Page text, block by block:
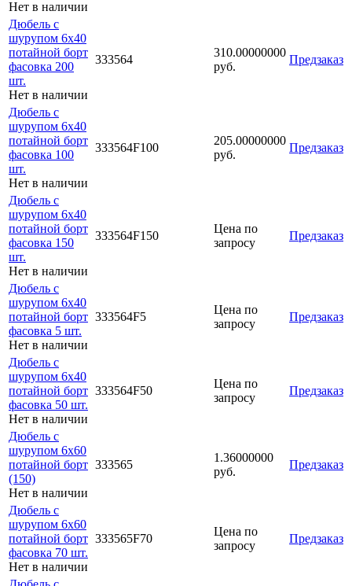
Нет в наличии
Дюбель с
шурупом 6х40
потайной борт
фасовка 200
шт.
Нет в наличии
333564
310.00000000
руб.
Предзаказ
Дюбель с
шурупом 6х40
потайной борт
фасовка 100
шт.
Нет в наличии
333564F100
205.00000000
руб.
Предзаказ
Дюбель с
шурупом 6х40
потайной борт
фасовка 150
шт.
Нет в наличии
333564F150
Цена по
запросу
Предзаказ
Дюбель с
шурупом 6х40
потайной борт
фасовка 5 шт.
Нет в наличии
333564F5
Цена по
запросу
Предзаказ
Дюбель с
шурупом 6х40
потайной борт
фасовка 50 шт.
Нет в наличии
333564F50
Цена по
запросу
Предзаказ
Дюбель с
шурупом 6х60
потайной борт
(150)
Нет в наличии
333565
1.36000000
руб.
Предзаказ
Дюбель с
шурупом 6х60
потайной борт
фасовка 70 шт.
Нет в наличии
333565F70
Цена по
запросу
Предзаказ